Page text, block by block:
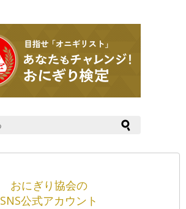
おにぎり協会の
SNS公式アカウント